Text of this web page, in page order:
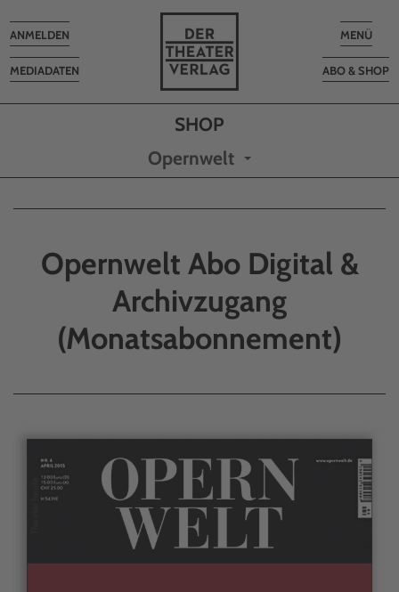
Toggle
MENÜ
ABO & SHOP
MEDIADATEN
Toggle
navigation
ANMELDEN
Opernwelt
Opernwelt Abo Digital &
Archivzugang
(Monatsabonnement)